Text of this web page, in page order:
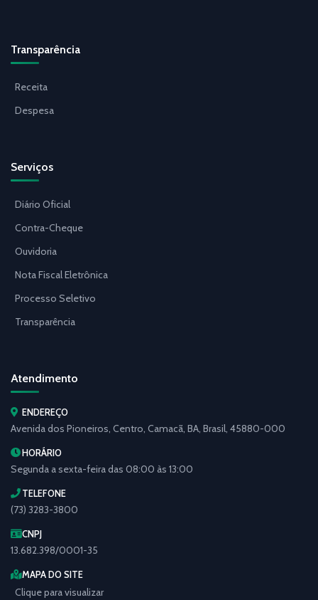
Transparência
Receita
Despesa
Serviços
Diário Oficial
Contra-Cheque
Ouvidoria
Nota Fiscal Eletrônica
Processo Seletivo
Transparência
Atendimento
ENDEREÇO
Avenida dos Pioneiros, Centro, Camacã, BA, Brasil, 45880-000
HORÁRIO
Segunda a sexta-feira das 08:00 às 13:00
TELEFONE
(73) 3283-3800
CNPJ
13.682.398/0001-35
MAPA DO SITE
Clique para visualizar